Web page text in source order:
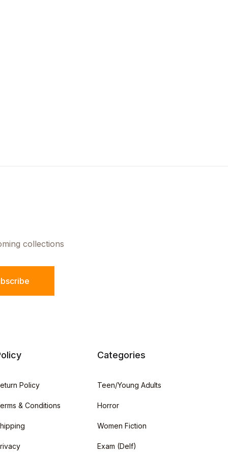
collections
Policy
& Conditions
Categories
Teen/Young Adults
Horror
Women Fiction
Exam (Delf)